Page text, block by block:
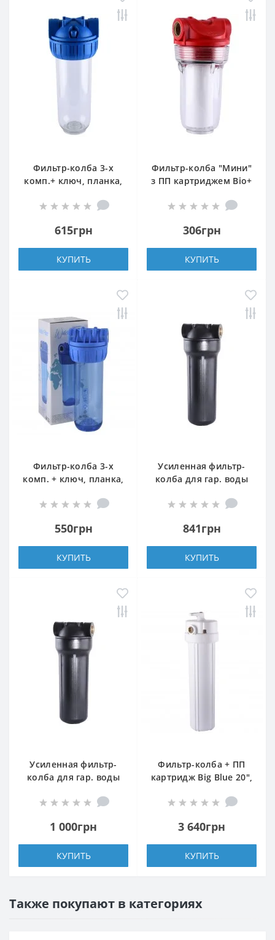
Фильтр-колба 3-х
комп.+ ключ, планка,
systems NSL10-3K, 3/4″
615грн
КУПИТЬ
Фильтр-колба ″Мини″
з ПП картриджем Bіо+
306грн
КУПИТЬ
Фильтр-колба 3-х
комп. + ключ, планка,
(Турция)
550грн
КУПИТЬ
Усиленная фильтр-
колба для гар. воды
1/2″
841грн
КУПИТЬ
Усиленная фильтр-
колба для гар. воды
systems HT-10, 3/4″
1 000грн
КУПИТЬ
Фильтр-колба + ПП
картридж Big Blue 20″,
обратной промывки)
3 640грн
КУПИТЬ
Также покупают в категориях